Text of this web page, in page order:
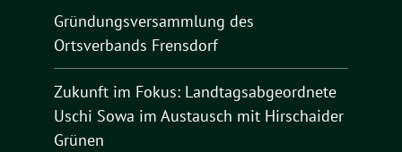
Gründungsversammlung des
Ortsverbands Frensdorf
Zukunft im Fokus: Landtagsabgeordnete
Uschi Sowa im Austausch mit Hirschaider
Grünen